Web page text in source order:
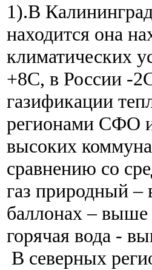
1).В
находится она
климатических
+8С, в России -
газификации
регионами СФО
высоких
сравнению со
газ природный
баллонах –
горячая вода -
В северных